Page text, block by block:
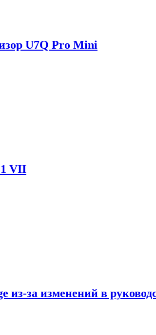
U7Q Pro Mini
VII
из-за изменений в